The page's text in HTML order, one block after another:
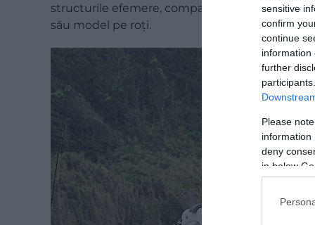
sensitive
confirm
continue
information
further
Please
information
deny
in below
structurile efemere, compania este
său model pe roți.